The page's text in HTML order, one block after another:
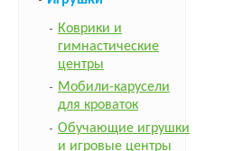
Коврики и
гимнастические
центры
Мобили-карусели
для кроваток
Обучающие игрушки
и игровые центры